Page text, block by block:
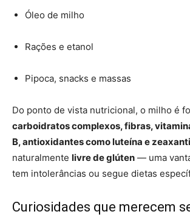
Óleo de milho
Rações e etanol
Pipoca, snacks e massas
Do ponto de vista nutricional, o milho é
carboidratos complexos, fibras,
B, antioxidantes como luteína e
naturalmente livre de glúten — uma
tem intolerâncias ou segue dietas
Curiosidades que merecem